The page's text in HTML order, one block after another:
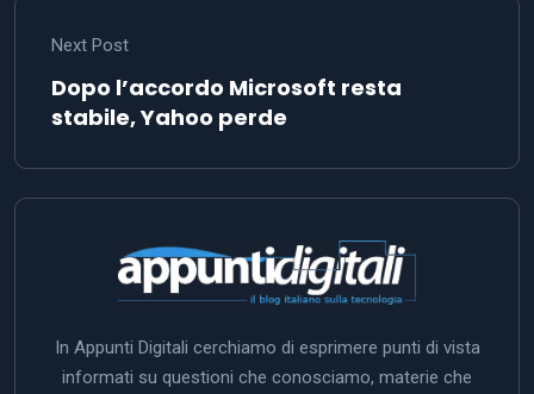
Next Post
Dopo l’accordo Microsoft resta
stabile, Yahoo perde
In Appunti Digitali cerchiamo di esprimere punti di vista
informati su questioni che conosciamo, materie che